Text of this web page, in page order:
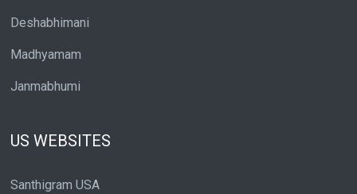
Deshabhimani
Madhyamam
Janmabhumi
US WEBSITES
Santhigram USA